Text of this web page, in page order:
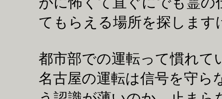
てもらえる場所を探します
都市部での運転って慣れて
名古屋の運転は信号を守ら